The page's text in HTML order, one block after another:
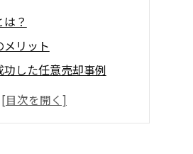
？
リット
功した任意売却事例
注意点